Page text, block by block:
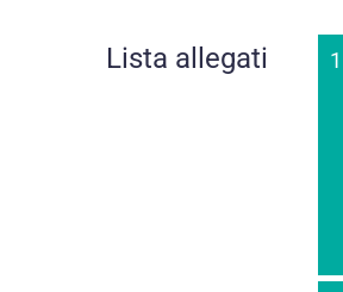
Lista allegati 1